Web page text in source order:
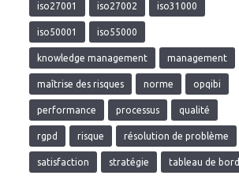
iso27001 iso27002 iso31000
iso50001 iso55000
knowledge management management
maîtrise des risques norme opqibi
performance processus qualité
rgpd risque résolution de problème
satisfaction stratégie tableau de bord